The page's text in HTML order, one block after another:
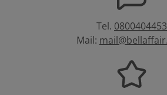
Tel. 0800404453
Mail: